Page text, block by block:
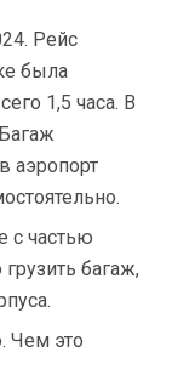
Рейс
была
1,5 часа. В
аэропорт
с частью
багаж,
Чем это